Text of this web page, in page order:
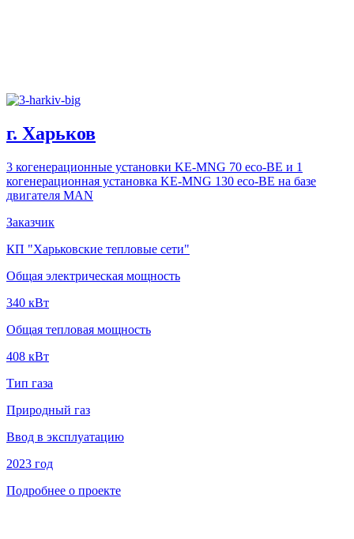
г. Харьков
3 когенерационные установки KE-MNG 70 eco-BE и 1
когенерационная установка KE-MNG 130 eco-BE на базе
двигателя MAN
Заказчик
КП "Харьковские тепловые сети"
Общая электрическая мощность
340 кВт
Общая тепловая мощность
408 кВт
Тип газа
Природный газ
Ввод в эксплуатацию
2023 год
Подробнее о проекте